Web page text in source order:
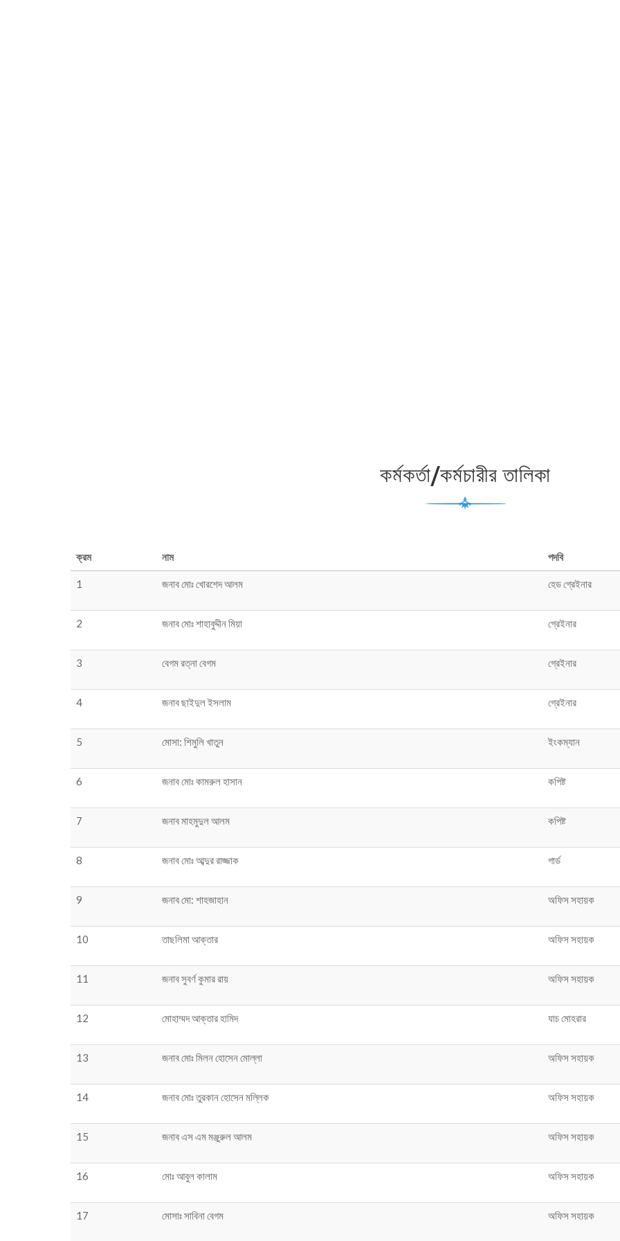
কর্মকর্তা/কর্মচারীর তালিকা
ক্রম নাম পদবি
1 জনাব মোঃ খোরশেদ আলম হেড গ্রেইনার
2 জনাব মোঃ শাহাবুদ্দীন মিয়া গ্রেইনার
3 বেগম রত্না বেগম গ্রেইনার
4 জনাব ছাইদুল ইসলাম গ্রেইনার
5 মোসা: শিমুলি খাতুন ইংকম্যান
6 জনাব মোঃ কামরুল হাসান কপিষ্ট
7 জনাব মাহমুদুল আলম কপিষ্ট
8 জনাব মোঃ আব্দুর রাজ্জাক গার্ড
9 জনাব মো: শাহজাহান অফিস সহায়ক
10 তাছলিমা আক্তার অফিস সহায়ক
11 জনাব সুবর্ণ কুমার রায় অফিস সহায়ক
12 মোহাম্মদ আক্তার হামিদ যাচ মোহরার
13 জনাব মোঃ মিলন হোসেন মোল্লা অফিস সহায়ক
14 জনাব মোঃ তুরকান হোসেন মল্লিক অফিস সহায়ক
15 জনাব এস এম মঞ্জুরুল আলম অফিস সহায়ক
16 মোঃ আবুল কালাম অফিস সহায়ক
17 মোসাঃ সাবিনা বেগম অফিস সহায়ক